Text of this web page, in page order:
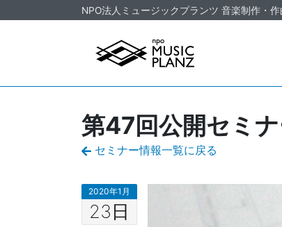
NPO法人ミュージックプランツ 音楽制作・
第47回公開セミ
セミナー情報一覧に戻る
2020年1月
23日